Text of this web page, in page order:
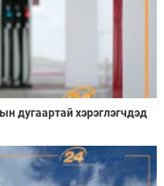
дугаартай хэрэглэгчдэд